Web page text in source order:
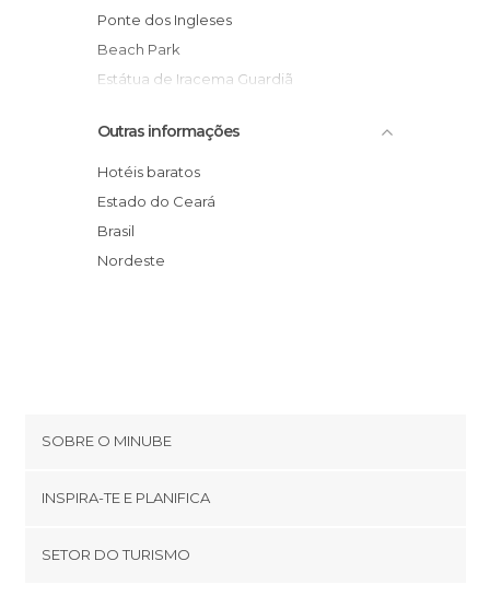
Ponte dos Ingleses
Beach Park
Estátua de Iracema Guardiã
Jardim Japonês de Fortaleza
Aeroporto Internacional de Fortaleza
Shopping Center Iguatemí Fortaleza
Parque do Cocó
Pirata Bar
Outras informações
Hotéis baratos
Estado do Ceará
Brasil
Nordeste
SOBRE O MINUBE
Términos e Condições
INSPIRA-TE E PLANIFICA
SETOR DO TURISMO